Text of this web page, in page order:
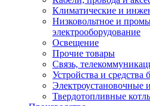
Климатические и
Низковольтное и
электрооборудование
Освещение
Прочие товары
Связь,
Устройства и средства
Электроустановочные
Твердотопливные